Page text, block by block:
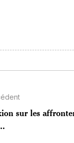
sur les